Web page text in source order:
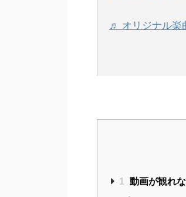
♬ オリジナル楽
1 動画が観れ